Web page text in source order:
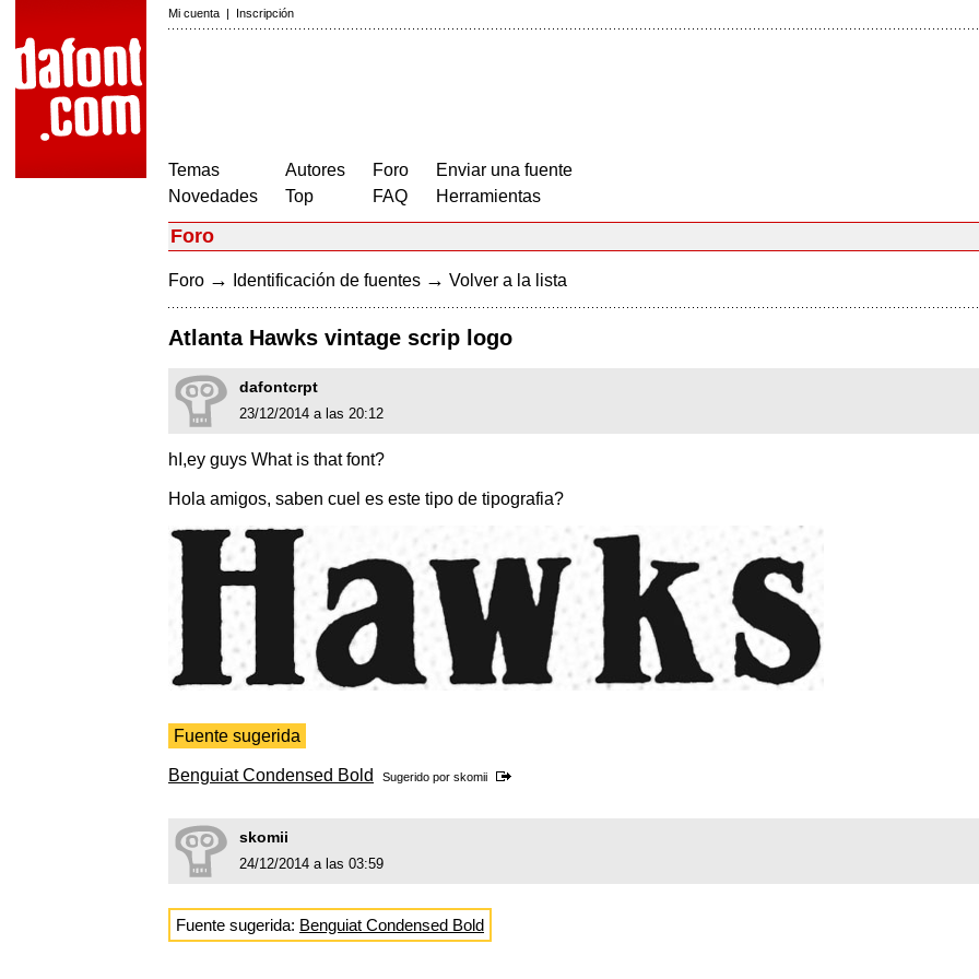
Mi cuenta | Inscripción
Temas
Novedades
Autores
Top
Foro
FAQ
Enviar una fuente
Herramientas
Foro
Foro → Identificación de fuentes → Volver a la lista
Atlanta Hawks vintage scrip logo
dafontcrpt
23/12/2014 a las 20:12
hI,ey guys What is that font?
Hola amigos, saben cuel es este tipo de tipografia?
Fuente sugerida
Benguiat Condensed Bold Sugerido por skomii
skomii
24/12/2014 a las 03:59
Fuente sugerida: Benguiat Condensed Bold